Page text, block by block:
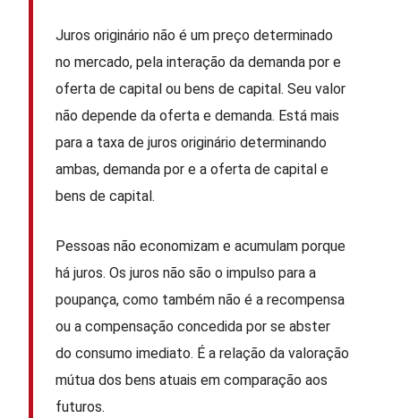
Juros originário não é um preço determinado
no mercado, pela interação da demanda por e
oferta de capital ou bens de capital. Seu valor
não depende da oferta e demanda. Está mais
para a taxa de juros originário determinando
ambas, demanda por e a oferta de capital e
bens de capital.
Pessoas não economizam e acumulam porque
há juros. Os juros não são o impulso para a
poupança, como também não é a recompensa
ou a compensação concedida por se abster
do consumo imediato. É a relação da valoração
mútua dos bens atuais em comparação aos
futuros.